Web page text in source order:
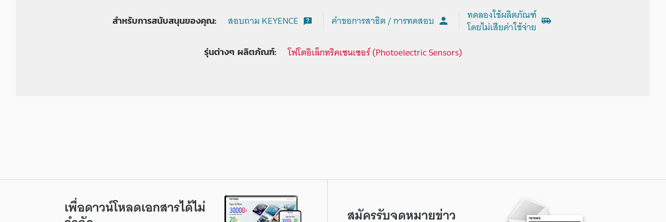
สำหรับการสนับสนุนของคุณ: สอบถาม KEYENCE คำขอการสาธิต / การทดสอบ
ทดลองใช้ผลิตภัณฑ์
โดยไม่เสียค่าใช้จ่าย
รุ่นต่างๆ ผลิตภัณฑ์: โฟโตอิเล็กทริคเซนเซอร์ (Photoelectric Sensors)
เพื่อดาวน์โหลดเอกสารได้ไม่ สมัครรับจดหมายข่าว